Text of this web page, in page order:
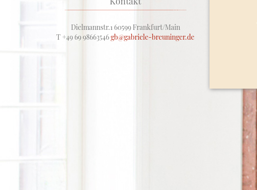
Dielmannstr.1 60599 Frankfurt/Main
T +49 69 98663546gb@gabriele-breuninger.de